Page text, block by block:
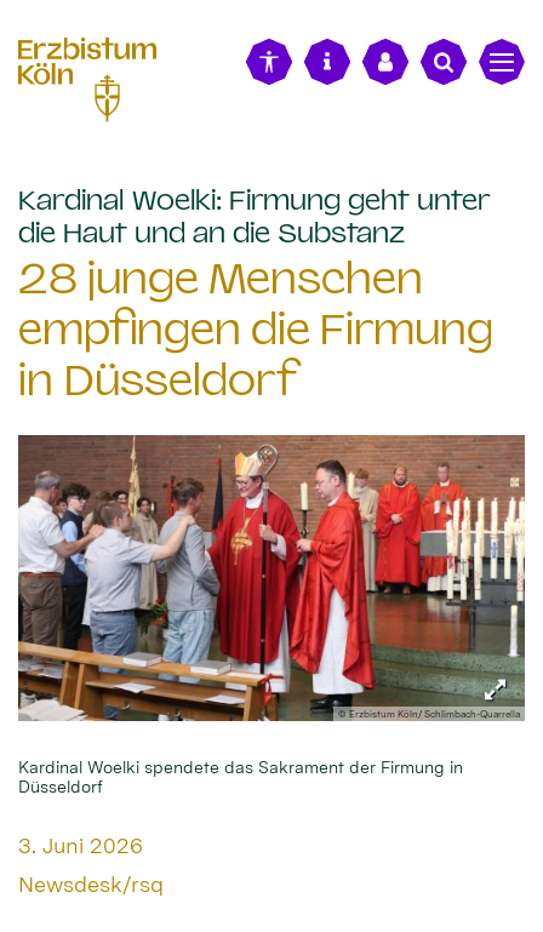
Kardinal Woelki: Firmung geht unter
die Haut und an die Substanz
28 junge Menschen
empfingen die Firmung
in Düsseldorf
© Erzbistum Köln/ Schlimbach-Quarrella
Kardinal Woelki spendete das Sakrament der Firmung in
Düsseldorf
Datum:
3. Juni 2026
Von:
Newsdesk/rsq